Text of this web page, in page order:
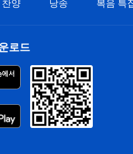
찬양 낭송 복음 특
로드